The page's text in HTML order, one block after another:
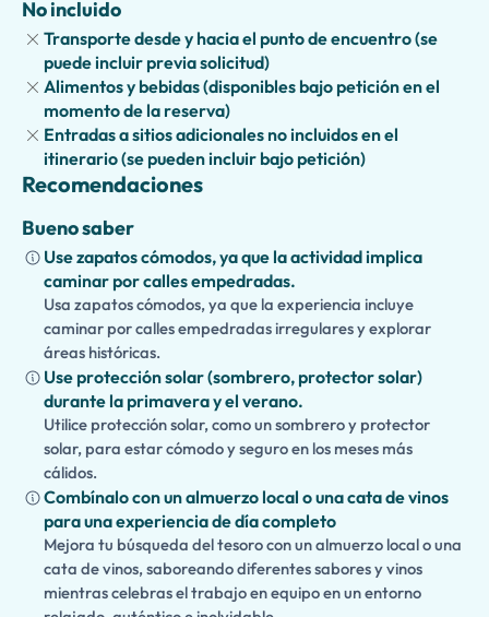
niños, donde la historia cobra vida a través de narrativa
interactiva, datos divertidos y actividades atractivas
diseñadas para viajeros más jóvenes. También ofrecemos
unaversión accesible, con rutas cuidadosamente
planificadas adecuadas para huéspedes con necesidades
de movilidad, garantizando que todos puedan disfrutar
cómodamente de lo mejor de Milán.
¿Quieres descubrir aún más? Extiende tu experiencia con
visitas a la
Última Cena de Leonardo da Vinci
Barrio
de Brera , losCanales Navigli,Santa Maria delle Grazie
Cementerio Monumental, o disfruta de un paseo
panorámico a través del skyline moderno de Milán y sus
barrios de moda. Ya sea que prefieras explorar a pie o en
coche, este tour privado ofrece la introducción perfecta a
una de las ciudades más cautivadoras de Italia.
No incluido
Transporte desde y hacia el punto de encuentro (se
puede incluir previa solicitud)
Alimentos y bebidas (disponibles bajo petición en el
momento de la reserva)
Entradas a sitios adicionales no incluidos en el
itinerario (se pueden incluir bajo petición)
Recomendaciones
Bueno saber
Use zapatos cómodos, ya que la actividad implica
caminar por calles empedradas.
Usa zapatos cómodos, ya que la experiencia incluye
caminar por calles empedradas irregulares y explorar
áreas históricas.
Use protección solar (sombrero, protector solar)
durante la primavera y el verano.
Utilice protección solar, como un sombrero y protector
solar, para estar cómodo y seguro en los meses más
cálidos.
Combínalo con un almuerzo local o una cata de vinos
para una experiencia de día completo
Mejora tu búsqueda del tesoro con un almuerzo local o una
cata de vinos, saboreando diferentes sabores y vinos
mientras celebras el trabajo en equipo en un entorno